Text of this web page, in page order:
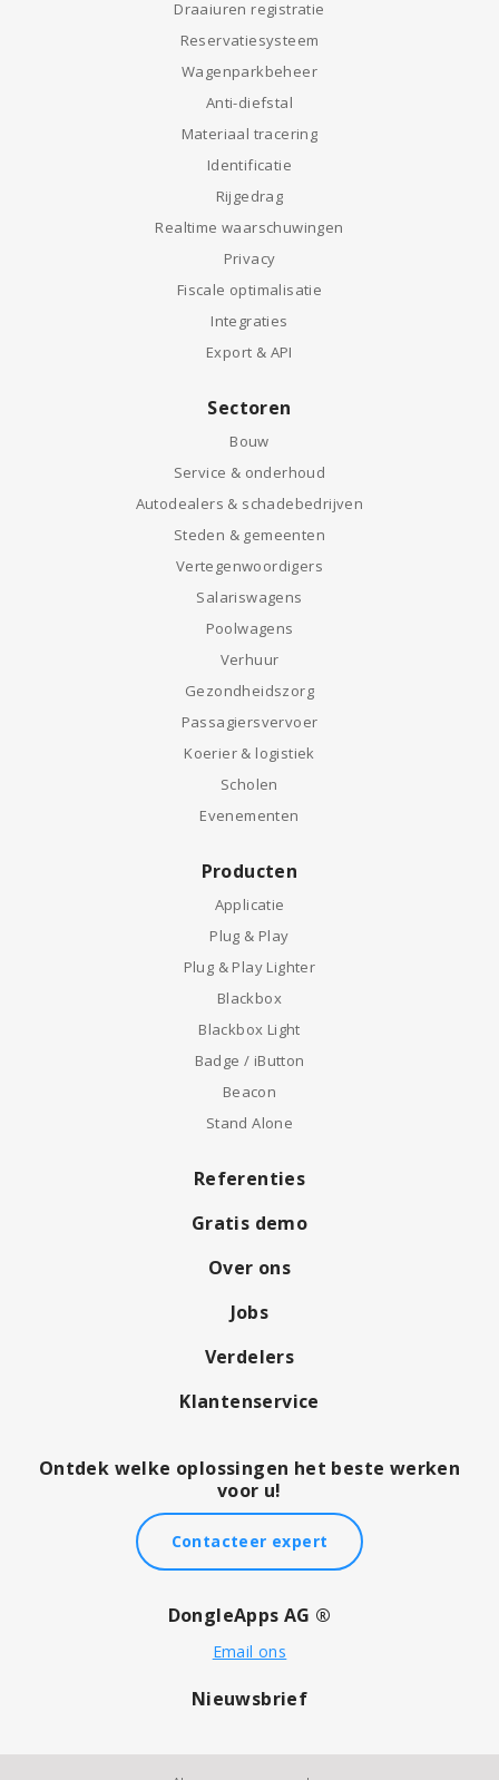
Draaiuren registratie
Reservatiesysteem
Wagenparkbeheer
Anti-diefstal
Materiaal tracering
Identificatie
Rijgedrag
Realtime waarschuwingen
Privacy
Fiscale optimalisatie
Integraties
Export & API
Sectoren
Bouw
Service & onderhoud
Autodealers & schadebedrijven
Steden & gemeenten
Vertegenwoordigers
Salariswagens
Poolwagens
Verhuur
Gezondheidszorg
Passagiersvervoer
Koerier & logistiek
Scholen
Evenementen
Producten
Applicatie
Plug & Play
Plug & Play Lighter
Blackbox
Blackbox Light
Badge / iButton
Beacon
Stand Alone
Referenties
Gratis demo
Over ons
Jobs
Verdelers
Klantenservice
Ontdek welke oplossingen het beste werken
voor u!
Contacteer expert
DongleApps AG ®
Email ons
Nieuwsbrief